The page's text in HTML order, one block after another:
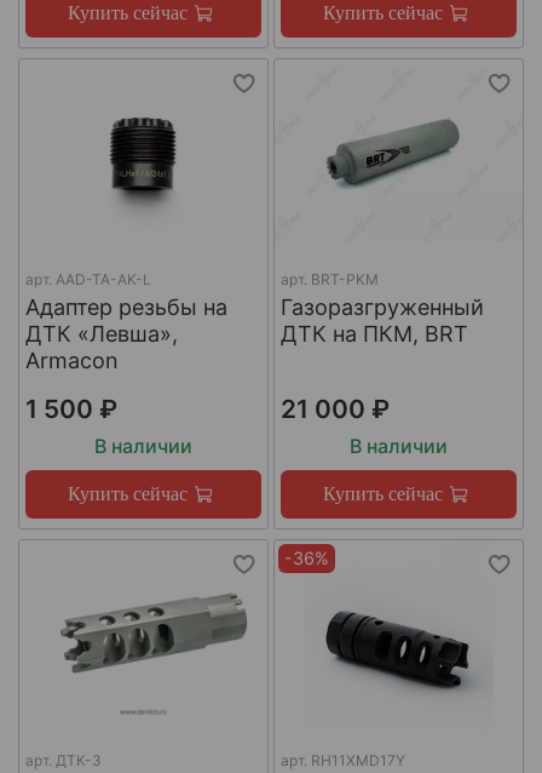
Купить сейчас Купить сейчас
арт. AAD-TA-AK-L
Адаптер резьбы на
ДТК «Левша»,
Armacon
1 500 ₽
В наличии
Купить сейчас
арт. BRT-PKM
Газоразгруженный
ДТК на ПКМ, BRT
21 000 ₽
В наличии
Купить сейчас
арт. ДТК-3
-36%
арт. RH11XMD17Y